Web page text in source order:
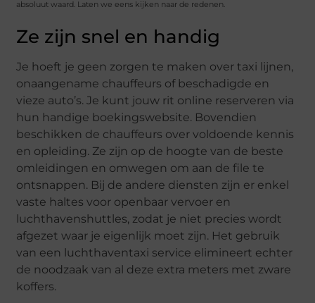
absoluut waard. Laten we eens kijken naar de redenen.
Ze zijn snel en handig
Je hoeft je geen zorgen te maken over taxi lijnen,
onaangename chauffeurs of beschadigde en
vieze auto’s. Je kunt jouw rit online reserveren via
hun handige boekingswebsite. Bovendien
beschikken de chauffeurs over voldoende kennis
en opleiding. Ze zijn op de hoogte van de beste
omleidingen en omwegen om aan de file te
ontsnappen. Bij de andere diensten zijn er enkel
vaste haltes voor openbaar vervoer en
luchthavenshuttles, zodat je niet precies wordt
afgezet waar je eigenlijk moet zijn. Het gebruik
van een luchthaventaxi service elimineert echter
de noodzaak van al deze extra meters met zware
koffers.